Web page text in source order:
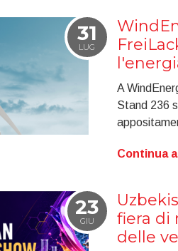
31
LUG
A
Stand 236
Continua
23
GIU
fiera di
delle